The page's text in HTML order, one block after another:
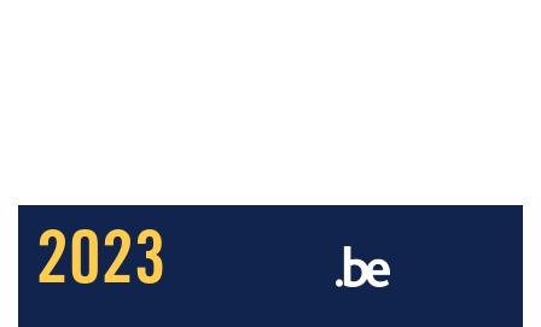
2023